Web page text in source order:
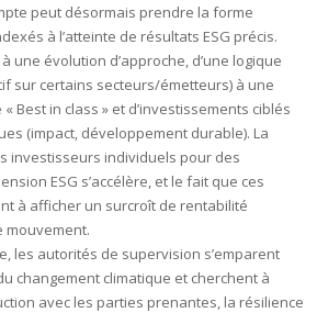
peut désormais prendre la forme
à l’atteinte de résultats ESG précis.
une évolution d’approche, d’une logique
sur certains secteurs/émetteurs) à une
Best in class » et d’investissements ciblés
(impact, développement durable). La
investisseurs individuels pour des
ESG s’accélère, et le fait que ces
à afficher un surcroît de rentabilité
mouvement.
les autorités de supervision s’emparent
changement climatique et cherchent à
avec les parties prenantes, la résilience